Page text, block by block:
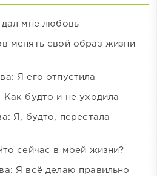
мне любовь
менять свой образ жизни
Я его отпустила
будто и не уходила
Я, будто, перестала
сейчас в моей жизни?
Я всё делаю правильно